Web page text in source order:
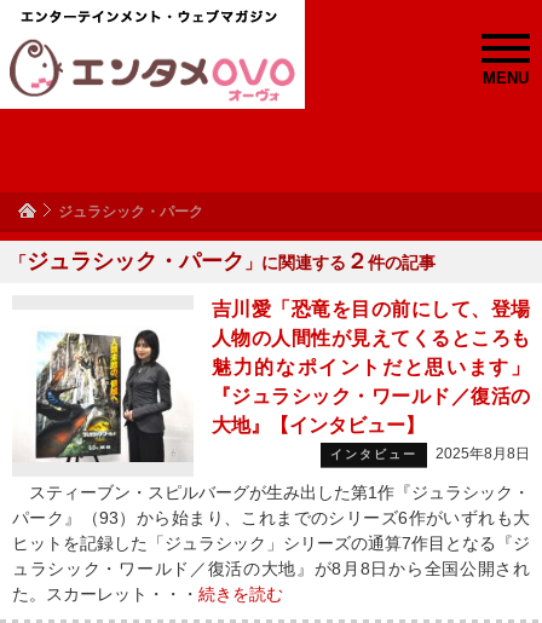
MENU
ジュラシック・パーク
「ジュラシック・パーク 」に関連する ２件の記事
吉川愛「恐竜を目の前にして、登場
人物の人間性が見えてくるところも
魅力的なポイントだと思います」
『ジュラシック・ワールド／復活の
大地』【インタビュー】
インタビュー 2025年8月8日
スティーブン・スピルバーグが生み出した第1作『ジュラシック・
パーク』（93）から始まり、これまでのシリーズ6作がいずれも大
ヒットを記録した「ジュラシック」シリーズの通算7作目となる『ジ
ュラシック・ワールド／復活の大地』が8月8日から全国公開され
た。スカーレット・・・ 続きを読む